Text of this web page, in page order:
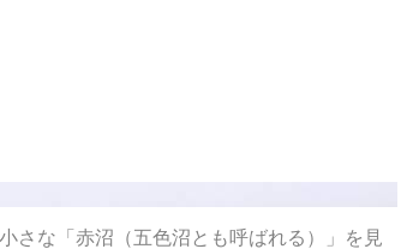
さな「赤沼（五色沼とも呼ばれる）」を見